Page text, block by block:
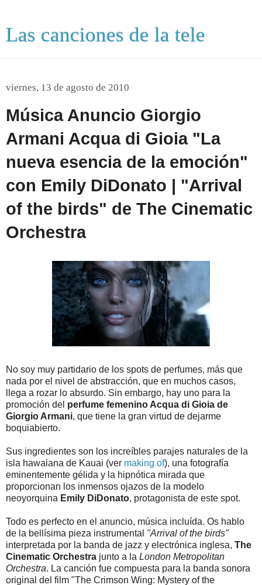
Las canciones de la tele
viernes, 13 de agosto de 2010
Música Anuncio Giorgio
Armani Acqua di Gioia "La
nueva esencia de la emoción"
con Emily DiDonato | "Arrival
of the birds" de The Cinematic
Orchestra
No soy muy partidario de los spots de perfumes, más que
nada por el nivel de abstracción, que en muchos casos,
llega a rozar lo absurdo. Sin embargo, hay uno para la
promoción del perfume femenino Acqua di Gioia de
Giorgio Armani, que tiene la gran virtud de dejarme
boquiabierto.
Sus ingredientes son los increíbles parajes naturales de la
isla hawaiana de Kauai (ver making of), una fotografía
eminentemente gélida y la hipnótica mirada que
proporcionan los inmensos ojazos de la modelo
neoyorquina Emily DiDonato, protagonista de este spot.
Todo es perfecto en el anuncio, música incluída. Os hablo
de la bellísima pieza instrumental "Arrival of the birds"
interpretada por la banda de jazz y electrónica inglesa, The
Cinematic Orchestra junto a la London Metropolitan
Orchestra. La canción fue compuesta para la banda sonora
original del film "The Crimson Wing: Mystery of the